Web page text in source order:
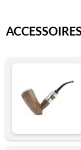
ACCESSOIRES